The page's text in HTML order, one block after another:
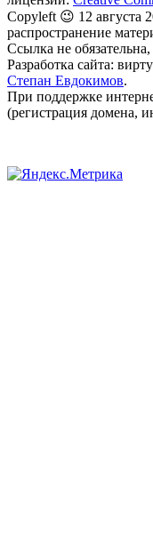
Copyleft 😉 12 августа
распространение
Ссылка не
Разработка сайта:
Степан Евдокимов.
При поддержке
(регистрация домена,